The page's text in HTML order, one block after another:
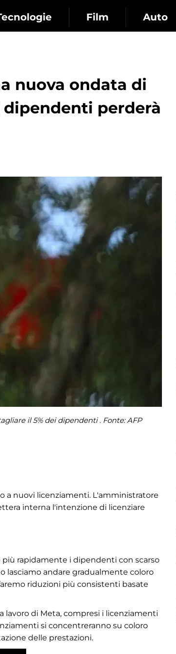
Film Auto
nuova ondata di
dipendenti perderà
il 5% dei dipendenti . Fonte: AFP
a nuovi licenziamenti. L'amministratore
interna l'intenzione di licenziare
rapidamente i dipendenti con scarso
lasciamo andare gradualmente coloro
riduzioni più consistenti basate
lavoro di Meta, compresi i licenziamenti
si concentreranno su coloro
delle prestazioni.